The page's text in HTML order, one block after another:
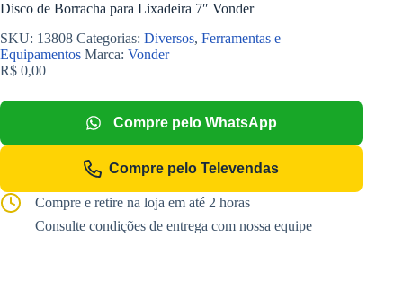
Disco de Borracha para Lixadeira 7″ Vonder
SKU: 13808 Categorias: Diversos, Ferramentas e
Equipamentos Marca: Vonder
R$ 0,00
Compre pelo WhatsApp
Compre pelo Televendas
Compre e retire na loja em até 2 horas
Consulte condições de entrega com nossa equipe